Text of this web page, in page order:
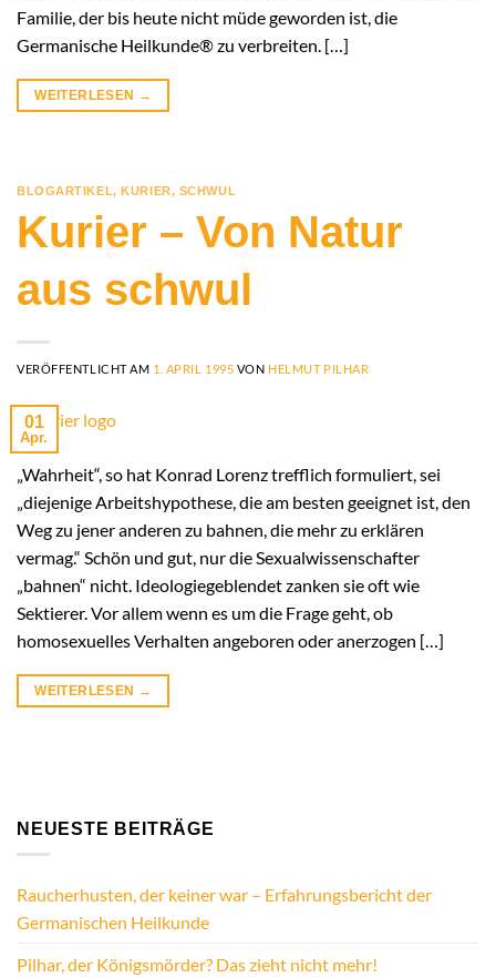
Familie, der bis heute nicht müde geworden ist, die
Germanische Heilkunde® zu verbreiten. […]
WEITERLESEN →
BLOGARTIKEL,KURIER, SCHWUL
Kurier – Von Natur
aus schwul
VERÖFFENTLICHT AM 1. APRIL 1995 VON HELMUT PILHAR
01
Apr.
„Wahrheit“, so hat Konrad Lorenz trefflich formuliert, sei
„diejenige Arbeitshypothese, die am besten geeignet ist, den
Weg zu jener anderen zu bahnen, die mehr zu erklären
vermag.“ Schön und gut, nur die Sexualwissenschafter
„bahnen“ nicht. Ideologiegeblendet zanken sie oft wie
Sektierer. Vor allem wenn es um die Frage geht, ob
homosexuelles Verhalten angeboren oder anerzogen […]
WEITERLESEN →
NEUESTE BEITRÄGE
Raucherhusten, der keiner war – Erfahrungsbericht der
Germanischen Heilkunde
Pilhar, der Königsmörder? Das zieht nicht mehr!